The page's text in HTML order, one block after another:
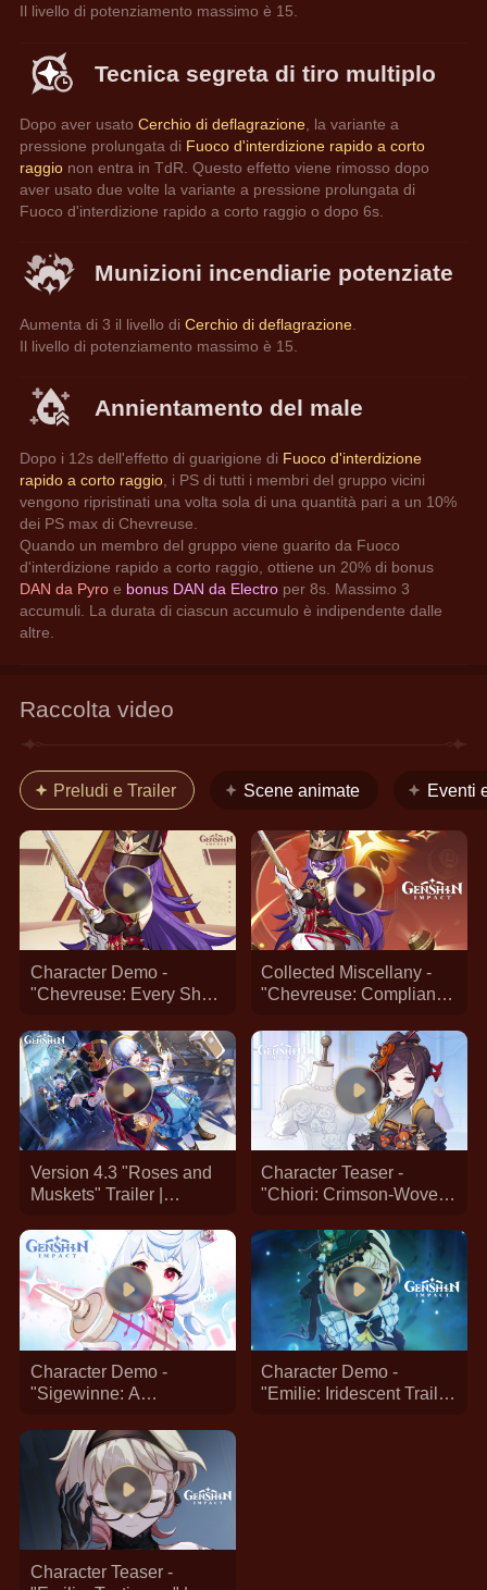
Il livello di potenziamento massimo è 15.
Tecnica segreta di tiro multiplo
Dopo aver usato Cerchio di deflagrazione , la variante a
pressione prolungata di Fuoco d'interdizione rapido a corto
raggio non entra in TdR. Questo effetto viene rimosso dopo
aver usato due volte la variante a pressione prolungata di
Fuoco d'interdizione rapido a corto raggio o dopo 6s.
Munizioni incendiarie potenziate
Aumenta di 3 il livello di Cerchio di deflagrazione
Il livello di potenziamento massimo è 15.
Annientamento del male
Dopo i 12s dell'effetto di guarigione di Fuoco d'interdizione
rapido a corto raggio , i PS di tutti i membri del gruppo vicini
vengono ripristinati una volta sola di una quantità pari a un 10%
dei PS max di Chevreuse.
Quando un membro del gruppo viene guarito da Fuoco
d'interdizione rapido a corto raggio, ottiene un 20% di bonus
DAN da Pyro e bonus DAN da Electro per 8s. Massimo 3
accumuli. La durata di ciascun accumulo è indipendente dalle
altre.
Raccolta video
Preludi e Trailer Scene animate Eventi
Character Demo -
"Chevreuse: Every Shot
Impact
Collected Miscellany -
"Chevreuse: Compliance
Impact
Version 4.3 "Roses and
Muskets" Trailer |
Character Teaser -
"Chiori: Crimson-Woven
#Chiori
Character Demo -
"Sigewinne: A
Genshin Impact
#Character #Demo
#Sigewinne
Character Demo -
"Emilie: Iridescent Trail" |
Character Teaser -